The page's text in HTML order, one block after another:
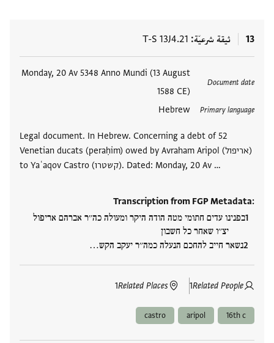
13 ثيقة شرعيّة T-S 13J4.21
Document date
Monday, 20 Av 5348 Anno Mundi (13 August
1588 CE)
Primary language
Hebrew
Legal document. In Hebrew. Concerning a debt of 52
Venetian ducats (peraḥim) owed by Avraham Aripol (אריפול)
to Yaʿaqov Castro (קשטרו). Dated: Monday, 20 Av …
Transcription from FGP Metadata:
בפנינו עדים חתומי מטה הודה היקר ומעולה כה׳׳ר אברהם אריפול
יצ׳׳ו שאחר כל חשבון
נשאר חייב להחכם הנעלה כמה׳׳ר יעקב הקש…
Related People
1
Related Places
1
16th c
aripol
castro